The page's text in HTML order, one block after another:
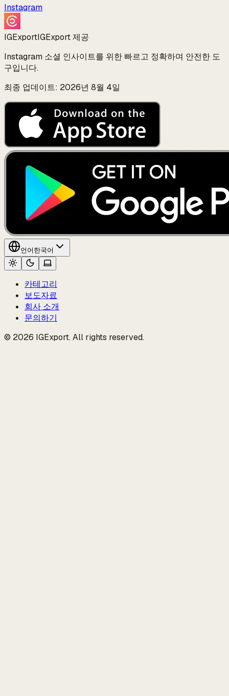
Instagram
IGExportIGExport 제공
Instagram 소셜 인사이트를 위한 빠르고 정확하며 안전한 도
구입니다.
최종 업데이트: 2026년 8월 4일
언어 한국어
카테고리
보도자료
회사 소개
문의하기
© 2026 IGExport. All rights reserved.